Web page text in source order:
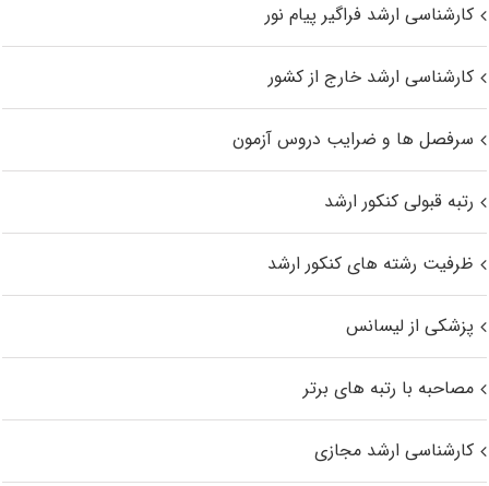
کارشناسی ارشد فراگیر پیام نور
کارشناسی ارشد خارج از کشور
سرفصل ها و ضرایب دروس آزمون
رتبه قبولی کنکور ارشد
ظرفیت رشته های کنکور ارشد
پزشکی از لیسانس
مصاحبه با رتبه های برتر
کارشناسی ارشد مجازی